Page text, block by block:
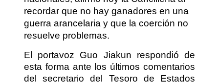
recordar que no hay ganadores en una
guerra arancelaria y que la coerción no
resuelve problemas.
El portavoz Guo Jiakun respondió de
esta forma ante los últimos comentarios
del secretario del Tesoro de Estados